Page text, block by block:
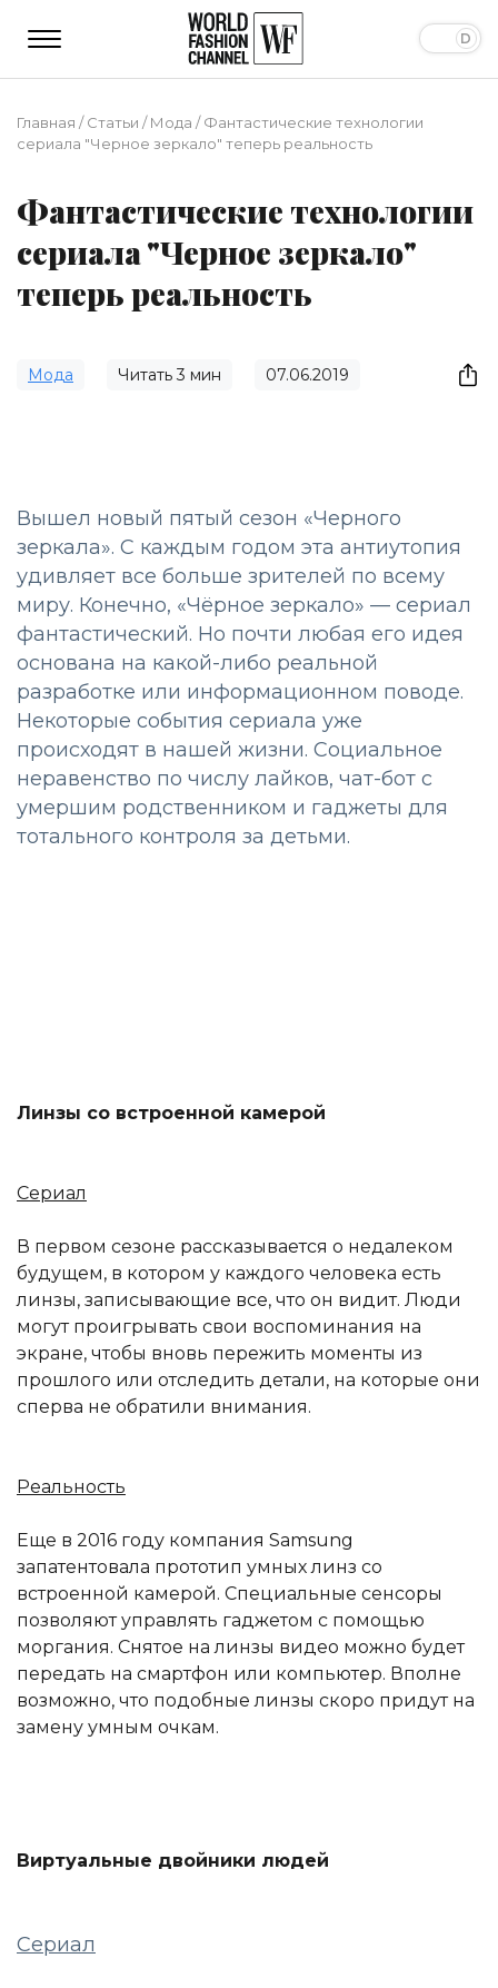
Главная /Статьи /Мода /Фантастические технологии
сериала "Черное зеркало" теперь реальность
Фантастические технологии
сериала "Черное зеркало"
теперь реальность
Мода Читать3 мин 07.06.2019
Вышел новый пятый сезон «Черного
зеркала». С каждым годом эта антиутопия
удивляет все больше зрителей по всему
миру. Конечно, «Чёрное зеркало» — сериал
фантастический. Но почти любая его идея
основана на какой-либо реальной
разработке или информационном поводе.
Некоторые события сериала уже
происходят в нашей жизни. Социальное
неравенство по числу лайков, чат-бот с
умершим родственником и гаджеты для
тотального контроля за детьми.
Линзы со встроенной камерой
Сериал
В первом сезоне рассказывается о недалеком
будущем, в котором у каждого человека есть
линзы, записывающие все, что он видит. Люди
могут проигрывать свои воспоминания на
экране, чтобы вновь пережить моменты из
прошлого или отследить детали, на которые они
сперва не обратили внимания.
Реальность
Еще в 2016 году компания Samsung
запатентовала прототип умных линз со
встроенной камерой. Специальные сенсоры
позволяют управлять гаджетом с помощью
моргания. Снятое на линзы видео можно будет
передать на смартфон или компьютер. Вполне
возможно, что подобные линзы скоро придут на
замену умным очкам.
Виртуальные двойники людей
Сериал